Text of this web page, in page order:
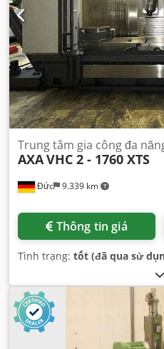
Đức 9.339 km
Trung tâm gia công đa
AXAVHC 2 - 1760 XTS
Thông tin giá
Tình trạng: tốt (đã qua sử